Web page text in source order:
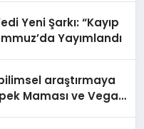
Yeni Şarkı: “Kayıp
Yayımlandı
araştırmaya
Maması ve Vegan